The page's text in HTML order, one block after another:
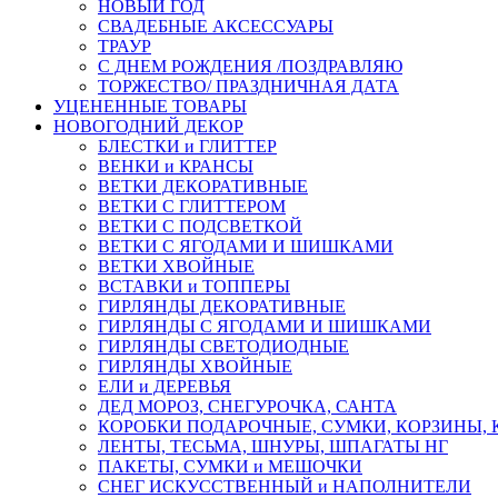
НОВЫЙ ГОД
СВАДЕБНЫЕ АКСЕССУАРЫ
ТРАУР
С ДНЕМ РОЖДЕНИЯ /ПОЗДРАВЛЯЮ
ТОРЖЕСТВО/ ПРАЗДНИЧНАЯ ДАТА
УЦЕНЕННЫЕ ТОВАРЫ
НОВОГОДНИЙ ДЕКОР
БЛЕСТКИ и ГЛИТТЕР
ВЕНКИ и КРАНСЫ
ВЕТКИ ДЕКОРАТИВНЫЕ
ВЕТКИ С ГЛИТТЕРОМ
ВЕТКИ С ПОДСВЕТКОЙ
ВЕТКИ С ЯГОДАМИ И ШИШКАМИ
ВЕТКИ ХВОЙНЫЕ
ВСТАВКИ и ТОППЕРЫ
ГИРЛЯНДЫ ДЕКОРАТИВНЫЕ
ГИРЛЯНДЫ С ЯГОДАМИ И ШИШКАМИ
ГИРЛЯНДЫ СВЕТОДИОДНЫЕ
ГИРЛЯНДЫ ХВОЙНЫЕ
ЕЛИ и ДЕРЕВЬЯ
ДЕД МОРОЗ, СНЕГУРОЧКА, САНТА
КОРОБКИ ПОДАРОЧНЫЕ, СУМКИ,
ЛЕНТЫ, ТЕСЬМА, ШНУРЫ, ШПАГАТЫ НГ
ПАКЕТЫ, СУМКИ и МЕШОЧКИ
СНЕГ ИСКУССТВЕННЫЙ и НАПОЛНИТЕЛИ